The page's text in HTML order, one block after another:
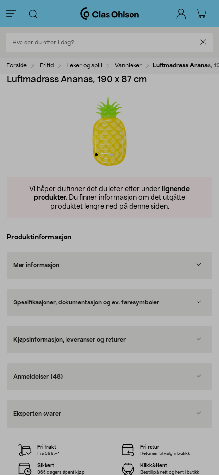
Forside Fritid Leker og spill Vannleker Luftmadrass Ananas,
Luftmadrass Ananas, 190 x 87 cm
Vi håper du finner det du leter etter under lignende
produkter. Du finner informasjon om det utgåtte
produktet lengre ned på denne siden.
Produktinformasjon
Mer informasjon
Spesifikasjoner, dokumentasjon og ev. faresymboler
Kjøpsinformasjon, leveranser og returer
Anmeldelser (48)
Eksperten svarer
Fri frakt
Fra 599,–*
Fri retur
Returner til valgfri butikk
Sikkert
365 dagers åpent kjøp
Klikk&Hent
Bestill på nett og hent i butikk